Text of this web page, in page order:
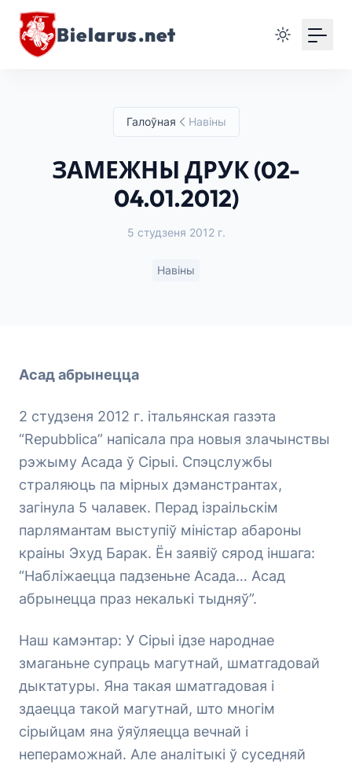
Bielarus.net
Галоўная Навіны
ЗАМЕЖНЫ ДРУК (02-
04.01.2012)
5 студзеня 2012 г.
Навіны
Асад абрынецца
2 студзеня 2012 г. італьянская газэта
“Repubblica” напісала пра новыя злачынствы
рэжыму Асада ў Сірыі. Спэцслужбы
страляюць па мірных дэманстрантах,
загінула 5 чалавек. Перад ізраільскім
парлямантам выступіў міністар абароны
краіны Эхуд Барак. Ён заявіў сярод іншага:
“Набліжаецца падзеньне Асада… Асад
абрынецца праз некалькі тыдняў”.
Наш камэнтар: У Сірыі ідзе народнае
змаганьне супраць магутнай, шматгадовай
дыктатуры. Яна такая шматгадовая і
здаецца такой магутнай, што многім
сірыйцам яна ўяўляецца вечнай і
непераможнай. Але аналітыкі ў суседняй